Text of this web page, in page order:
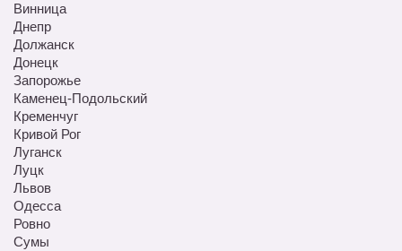
Винница
Днепр
Должанск
Донецк
Запорожье
Каменец-Подольский
Кременчуг
Кривой Рог
Луганск
Луцк
Львов
Одесса
Ровно
Сумы